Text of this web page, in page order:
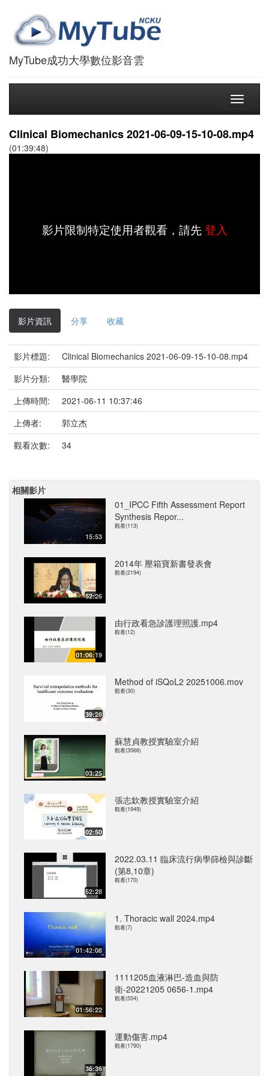
MyTube成功大學數位影音雲
Toggle
Clinical Biomechanics 2021-06-09-15-10-08.mp4
(01:39:48)
影片限制特定使用者觀看，請先登入
影片資訊 分享 收藏
影片標題:
Clinical Biomechanics 2021-06-09-15-10-08.mp4
影片分類:
醫學院
上傳時間:
2021-06-11 10:37:46
上傳者:
郭立杰
觀看次數:
34
相關影片
15:53
01_IPCC Fifth Assessment Report
Synthesis Repor...
觀看(113)
52:26
2014年 壓箱寶新書發表會
觀看(2194)
01:06:19
由行政看急診護理照護.mp4
觀看(12)
39:28
Method of iSQoL2 20251006.mov
觀看(30)
03:25
蘇慧貞教授實驗室介紹
觀看(3566)
02:50
張志欽教授實驗室介紹
觀看(1949)
52:28
2022.03.11 臨床流行病學篩檢與診斷
(第8,10章)
觀看(170)
01:42:08
1. Thoracic wall 2024.mp4
觀看(7)
01:56:22
1111205血液淋巴-造血與防
衛-20221205 0656-1.mp4
觀看(554)
36:36
運動傷害.mp4
觀看(1790)